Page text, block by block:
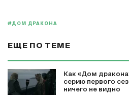
#ДОМ ДРАКОНА
ЕЩЕ ПО ТЕМЕ
Как «Дом
серию первого
ничего не видно